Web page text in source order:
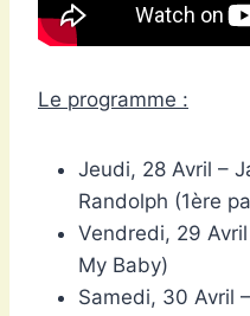
Le programme :
Jeudi, 28 Avril –
Randolph (1ère
Vendredi, 29
My Baby)
Samedi, 30 Avril